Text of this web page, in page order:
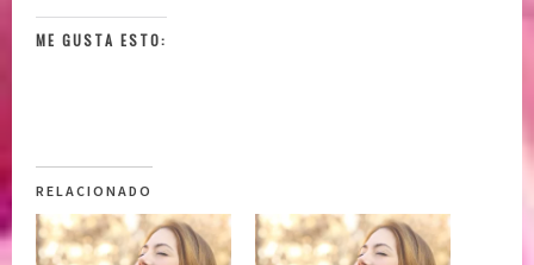
ME GUSTA ESTO:
RELACIONADO